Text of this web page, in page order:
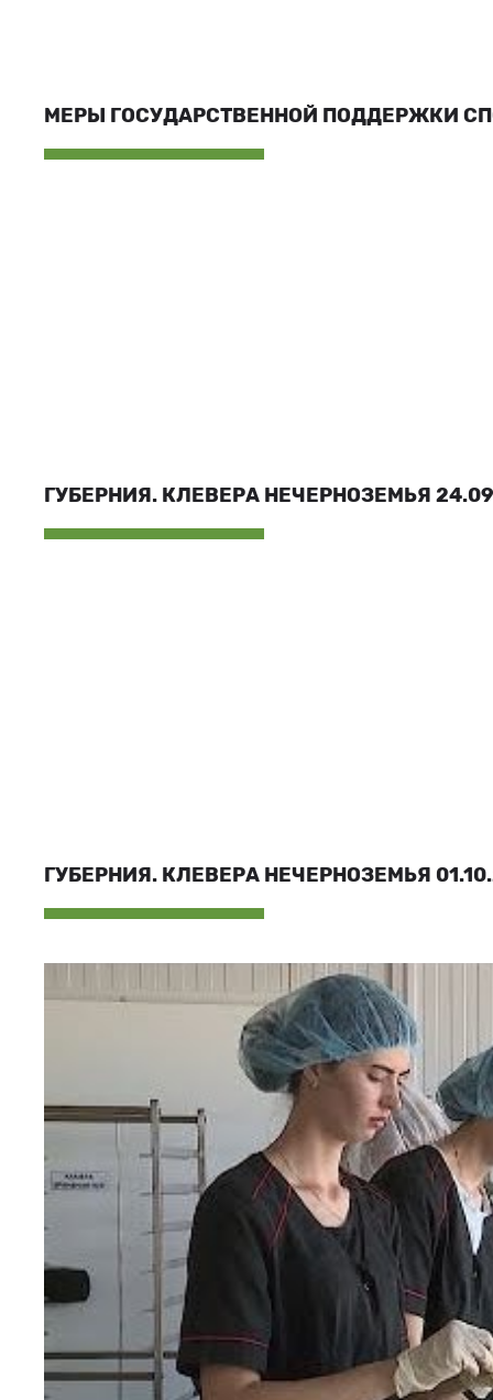
МЕРЫ ГОСУДАРСТВЕННОЙ ПОДДЕРЖКИ
ГУБЕРНИЯ. КЛЕВЕРА НЕЧЕРНОЗЕМЬЯ
ГУБЕРНИЯ. КЛЕВЕРА НЕЧЕРНОЗЕМЬЯ